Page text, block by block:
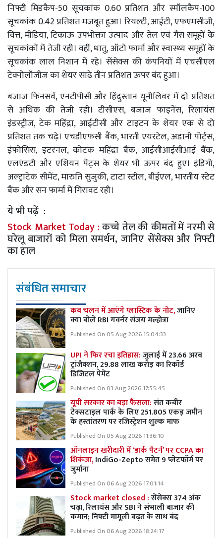
निफ्टी मिडकैप-50 सूचकांक 0.60 प्रतिशत और स्मॉलकैप-100
सूचकांक 0.42 प्रतिशत मजबूत हुआ। रियल्टी, आईटी, एफएमसीजी,
वित्त, मीडिया, टिकाऊ उपभोक्ता उत्पाद और तेल एवं गैस समूहों के
सूचकांकों में तेजी रही। वहीं, धातु, ऑटो फार्मा और स्वास्थ्य समूहों के
सूचकांक लाल निशान में रहे। सेंसेक्स की कंपनियों में एचसीएल
टेक्नोलॉजीज का शेयर साढ़े तीन प्रतिशत ऊपर बंद हुआ।
बजाज फिनसर्व, एनटीपीसी और हिंदुस्तान यूनीलिवर में दो प्रतिशत
से अधिक की तेजी रही। टीसीएस, बजाज फाइनेंस, रिलायंस
इंडस्ट्रीज, टेक महिंद्रा, आईटीसी और टाइटन के शेयर एक से दो
प्रतिशत तक चढ़े। एचडीएफसी बैंक, भारती एयरटेल, अडानी पोर्ट्स,
इंफोसिस, इटरनल, कोटक महिंद्रा बैंक, आईसीआईसीआई बैंक,
एलएंडटी और एशियन पेंट्स के शेयर भी ऊपर बंद हुए। इंडिगो,
अल्ट्राटेक सीमेंट, मारुति सुजुकी, टाटा स्टील, बीईएल, भारतीय स्टेट
बैंक और सन फार्मा में गिरावट रही।
ये भी पढ़ें :
Stock Market Today :कच्चे तेल की कीमतों में नरमी से
घरेलू बाजारों को मिला समर्थन, जानिए सेंसेक्स और निफ्टी
का हाल
संबंधित समाचार
कब चलन में आएंगे प्लास्टिक के नोट,जानिए
क्या बोले RBI गवर्नर संजय मल्होत्रा
Published On 05 Aug 2026 15:04:33
UPI ने फिर रचा इतिहास:जुलाई में 23.66 अरब
ट्रांजैक्शन, 29.88 लाख करोड़ का रिकॉर्ड
डिजिटल पेमेंट
Published On 03 Aug 2026 17:55:45
यूपी सरकार का बड़ा फैसला:संत कबीर
टेक्सटाइल पार्क के लिए 251.805 एकड़ जमीन
के हस्तांतरण पर रजिस्ट्रेशन शुल्क माफ
Published On 05 Aug 2026 11:36:10
ऑनलाइन खरीदारी में ‘डार्क पैटर्न’ पर CCPA का
शिकंजा,IndiGo-Zepto समेत 9 प्लेटफॉर्म पर
जुर्माना
Published On 06 Aug 2026 17:01:14
Stock market closed :सेंसेक्स 374 अंक
चढ़ा, रिलायंस और SBI ने संभाली बाजार की
कमान; निफ्टी मामूली बढ़त के साथ बंद
Published On 06 Aug 2026 18:24:17